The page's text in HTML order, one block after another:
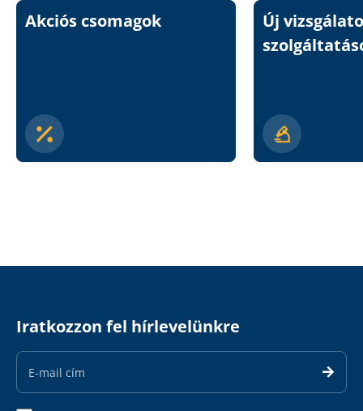
Akciós csomagok
Új
Iratkozzon fel hírlevelünkre
Email
Address